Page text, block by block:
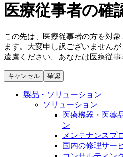
縫合糸 / 皮膚用接
血管内塞栓術
ソリューション
膝関節の構造とその疾患
身体の中で最も大きい関節
を支える、その機能や特徴
には、どのような治療の選
キャリア（B. Braunで働くという
お問合せフォー
ニューススペース
ニュースリリー
会社
私たちの責任
ニューススペース
医療従事者の確
この先は、医療従事者の方を対
ます。大変申し訳ございません
遠慮ください。あなたは医療従事
キャンセル 確認
製品・ソリューション
ソリューション
医療機器・医薬
ン
メンテナンスプ
国内の修理サー